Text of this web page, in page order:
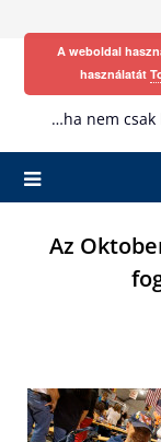
…ha nem
Az
A weboldal
használatát